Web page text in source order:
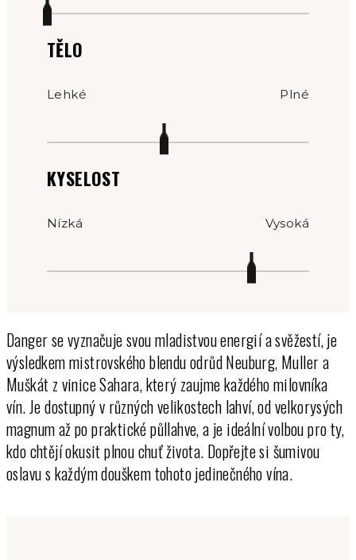
TĚLO
Lehké Plné
KYSELOST
Nízká Vysoká
Danger se vyznačuje svou mladistvou energií a svěžestí, je
výsledkem mistrovského blendu odrůd Neuburg, Muller a
Muškát z vinice Sahara, který zaujme každého milovníka
vín. Je dostupný v různých velikostech lahví, od velkorysých
magnum až po praktické půllahve, a je ideální volbou pro ty,
kdo chtějí okusit plnou chuť života. Dopřejte si šumivou
oslavu s každým douškem tohoto jedinečného vína.